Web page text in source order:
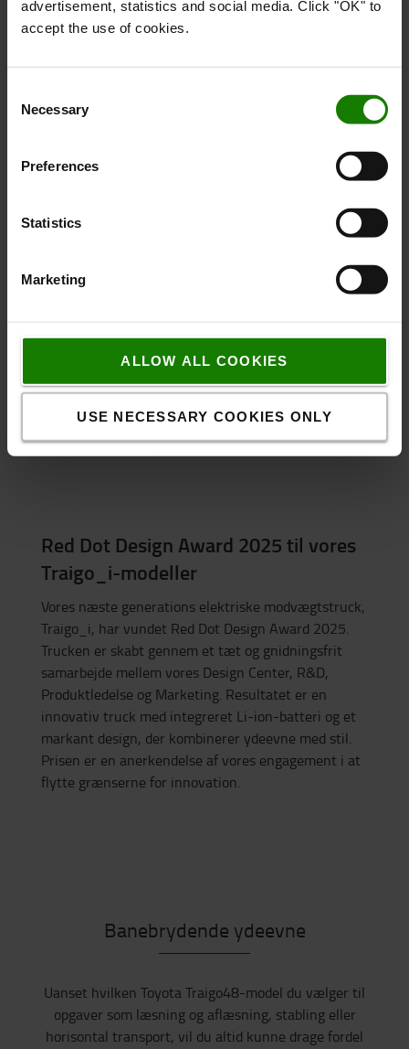
advertisement, statistics and social media. Click "OK" to
accept the use of cookies.
Selection
Necessary
Preferences
Statistics
Marketing
ALLOW ALL COOKIES
USE NECESSARY COOKIES ONLY
kørsel med lav støj og vibrationer takket være
den fuldt affjedrede kabine, som er monteret på
En følelse af åbenhed
instrumentbræt og hovedafskærmningens
Red Dot Design Award 2025 til vores
Traigo_i-modeller
Vores næste generations elektriske modvægtstruck,
Traigo_i, har vundet Red Dot Design Award 2025.
Trucken er skabt gennem et tæt og gnidningsfrit
samarbejde mellem vores Design Center, R&D,
Produktledelse og Marketing. Resultatet er en
innovativ truck med integreret Li-ion-batteri og et
markant design, der kombinerer ydeevne med stil.
Prisen er en anerkendelse af vores engagement i at
flytte grænserne for innovation.
Banebrydende ydeevne
Uanset hvilken Toyota Traigo48-model du vælger til
opgaver som læsning og aflæsning, stabling eller
horisontal transport, vil du altid kunne drage fordel